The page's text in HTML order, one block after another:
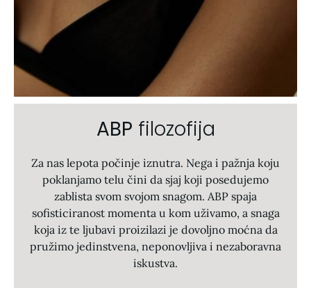
ABP filozofija
Za nas lepota počinje iznutra. Nega i pažnja koju
poklanjamo telu čini da sjaj koji posedujemo
zablista svom svojom snagom. ABP spaja
sofisticiranost momenta u kom uživamo, a snaga
koja iz te ljubavi proizilazi je dovoljno moćna da
pružimo jedinstvena, neponovljiva i nezaboravna
iskustva.